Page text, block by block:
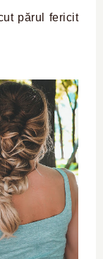
părul fericit